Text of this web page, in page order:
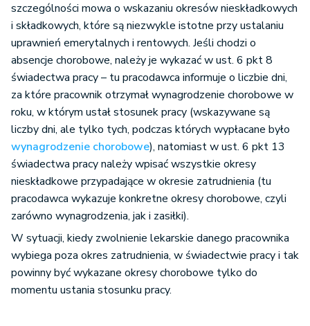
szczególności mowa o wskazaniu okresów nieskładkowych
i składkowych, które są niezwykle istotne przy ustalaniu
uprawnień emerytalnych i rentowych. Jeśli chodzi o
absencje chorobowe, należy je wykazać w ust. 6 pkt 8
świadectwa pracy – tu pracodawca informuje o liczbie dni,
za które pracownik otrzymał wynagrodzenie chorobowe w
roku, w którym ustał stosunek pracy (wskazywane są
liczby dni, ale tylko tych, podczas których wypłacane było
wynagrodzenie chorobowe), natomiast w ust. 6 pkt 13
świadectwa pracy należy wpisać wszystkie okresy
nieskładkowe przypadające w okresie zatrudnienia (tu
pracodawca wykazuje konkretne okresy chorobowe, czyli
zarówno wynagrodzenia, jak i zasiłki).
W sytuacji, kiedy zwolnienie lekarskie danego pracownika
wybiega poza okres zatrudnienia, w świadectwie pracy i tak
powinny być wykazane okresy chorobowe tylko do
momentu ustania stosunku pracy.